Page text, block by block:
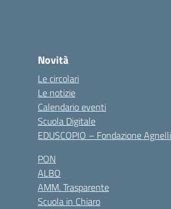
Novità
Le circolari
Le notizie
Calendario eventi
Scuola Digitale
EDUSCOPIO – Fondazione Agnelli
PON
ALBO
AMM. Trasparente
Scuola in Chiaro